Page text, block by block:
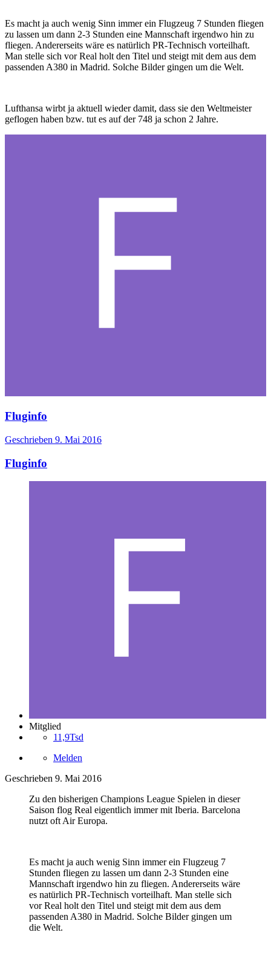
Es macht ja auch wenig Sinn immer ein Flugzeug 7 Stunden fliegen
zu lassen um dann 2-3 Stunden eine Mannschaft irgendwo hin zu
fliegen. Andererseits wäre es natürlich PR-Technisch vorteilhaft.
Man stelle sich vor Real holt den Titel und steigt mit dem aus dem
passenden A380 in Madrid. Solche Bilder gingen um die Welt.
Lufthansa wirbt ja aktuell wieder damit, dass sie den Weltmeister
geflogen haben bzw. tut es auf der 748 ja schon 2 Jahre.
Fluginfo
Geschrieben 9. Mai 2016
Fluginfo
Mitglied
11,9Tsd
Melden
Geschrieben 9. Mai 2016
Zu den bisherigen Champions League Spielen in dieser
Saison flog Real eigentlich immer mit Iberia. Barcelona
nutzt oft Air Europa.
Es macht ja auch wenig Sinn immer ein Flugzeug 7
Stunden fliegen zu lassen um dann 2-3 Stunden eine
Mannschaft irgendwo hin zu fliegen. Andererseits wäre
es natürlich PR-Technisch vorteilhaft. Man stelle sich
vor Real holt den Titel und steigt mit dem aus dem
passenden A380 in Madrid. Solche Bilder gingen um
die Welt.